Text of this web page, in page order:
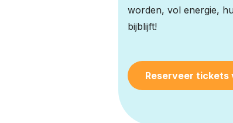
worden, vol energie,
bijblijft!
Reserveer